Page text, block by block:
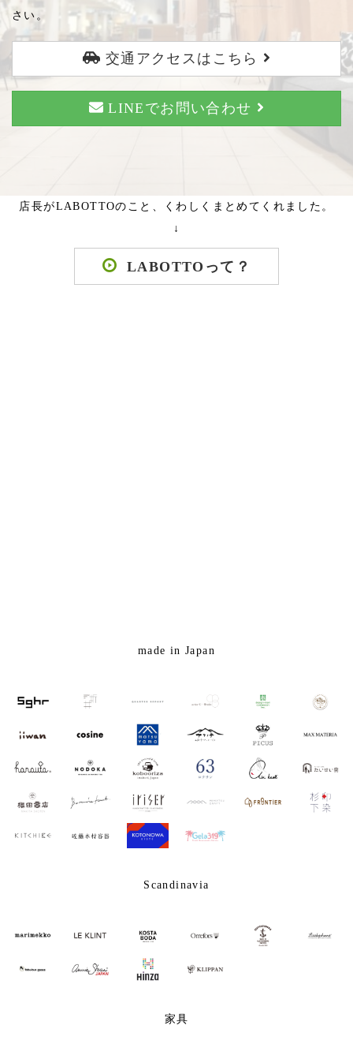
さい。
交通アクセスはこちら
LINEでお問い合わせ
店長がLABOTTOのこと、くわしくまとめてくれました。
↓
LABOTTOって？
made in Japan
Scandinavia
家具